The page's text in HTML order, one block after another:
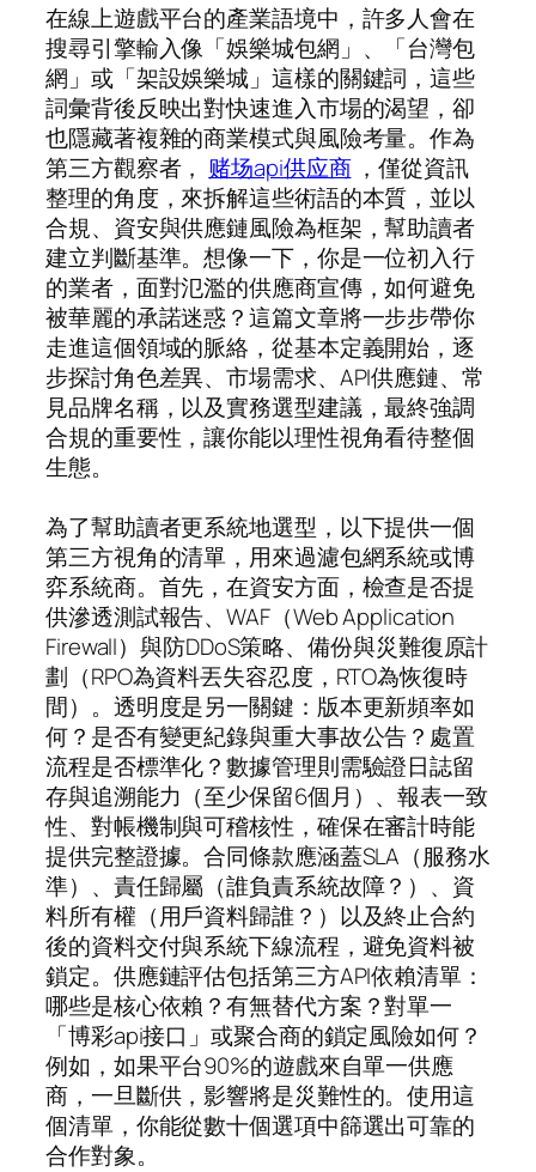
在線上遊戲平台的產業語境中，許多人會在
搜尋引擎輸入像「娛樂城包網」、「台灣包
網」或「架設娛樂城」這樣的關鍵詞，這些
詞彙背後反映出對快速進入市場的渴望，卻
也隱藏著複雜的商業模式與風險考量。作為
第三方觀察者， 赌场api供应商，僅從資訊
整理的角度，來拆解這些術語的本質，並以
合規、資安與供應鏈風險為框架，幫助讀者
建立判斷基準。想像一下，你是一位初入行
的業者，面對氾濫的供應商宣傳，如何避免
被華麗的承諾迷惑？這篇文章將一步步帶你
走進這個領域的脈絡，從基本定義開始，逐
步探討角色差異、市場需求、API供應鏈、常
見品牌名稱，以及實務選型建議，最終強調
合規的重要性，讓你能以理性視角看待整個
生態。
為了幫助讀者更系統地選型，以下提供一個
第三方視角的清單，用來過濾包網系統或博
弈系統商。首先，在資安方面，檢查是否提
供滲透測試報告、WAF（Web Application
Firewall）與防DDoS策略、備份與災難復原計
劃（RPO為資料丟失容忍度，RTO為恢復時
間）。透明度是另一關鍵：版本更新頻率如
何？是否有變更紀錄與重大事故公告？處置
流程是否標準化？數據管理則需驗證日誌留
存與追溯能力（至少保留6個月）、報表一致
性、對帳機制與可稽核性，確保在審計時能
提供完整證據。合同條款應涵蓋SLA（服務水
準）、責任歸屬（誰負責系統故障？）、資
料所有權（用戶資料歸誰？）以及終止合約
後的資料交付與系統下線流程，避免資料被
鎖定。供應鏈評估包括第三方API依賴清單：
哪些是核心依賴？有無替代方案？對單一
「博彩api接口」或聚合商的鎖定風險如何？
例如，如果平台90%的遊戲來自單一供應
商，一旦斷供，影響將是災難性的。使用這
個清單，你能從數十個選項中篩選出可靠的
合作對象。